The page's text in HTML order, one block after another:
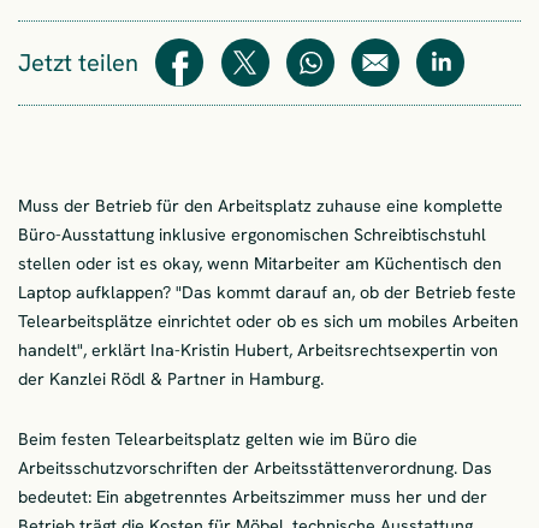
Jetzt teilen Teilen Teilen WhatsAppE-Mail Teilen
Muss der Betrieb für den Arbeitsplatz zuhause eine komplette
Büro-Ausstattung inklusive ergonomischen Schreibtischstuhl
stellen oder ist es okay, wenn Mitarbeiter am Küchentisch den
Laptop aufklappen? "Das kommt darauf an, ob der Betrieb feste
Telearbeitsplätze einrichtet oder ob es sich um mobiles Arbeiten
handelt", erklärt Ina-Kristin Hubert, Arbeitsrechtsexpertin von
der Kanzlei Rödl & Partner in Hamburg.
Beim festen Telearbeitsplatz gelten wie im Büro die
Arbeitsschutzvorschriften der Arbeitsstättenverordnung. Das
bedeutet: Ein abgetrenntes Arbeitszimmer muss her und der